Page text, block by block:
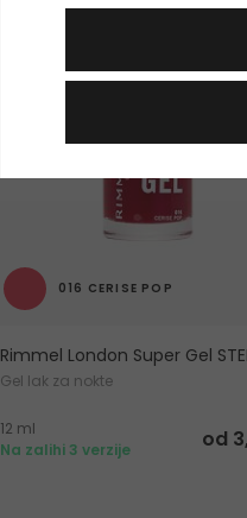
016 CERISE POP
Rimmel London Super Gel
Gel lak za nokte
12 ml
Na zalihi 3 verzije
od